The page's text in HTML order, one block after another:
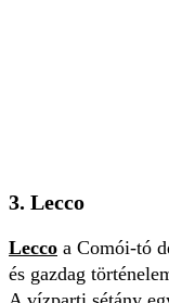
3. Lecco
Lecco a Comói-tó
és gazdag